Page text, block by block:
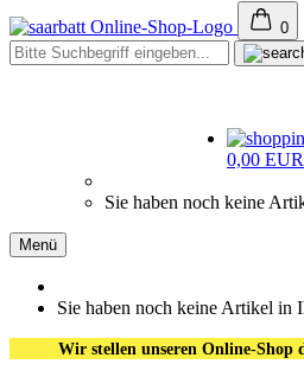
0
0,00 EUR
Sie haben noch keine
Menü
Sie haben noch keine Artikel in
Wir stellen unseren Online-Shop